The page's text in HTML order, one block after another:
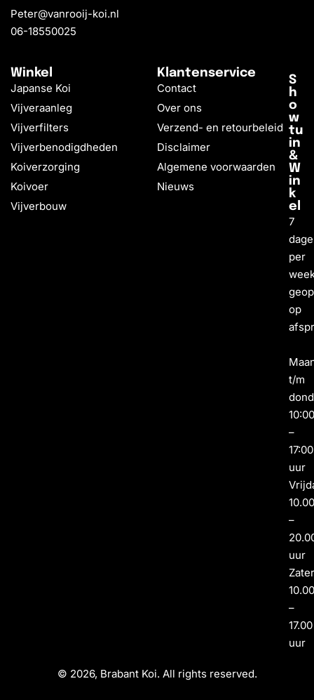
Peter@vanrooij-koi.nl
06-18550025
Winkel
Japanse Koi
Vijveraanleg
Vijverfilters
Vijverbenodigdheden
Koiverzorging
Koivoer
Vijverbouw
Klantenservice
Contact
Over ons
Verzend- en retourbeleid
Disclaimer
Algemene voorwaarden
Nieuws
S
h
o
w
tu
in
&
W
in
k
el
7
per
op
t/m
–
17:00
uur
–
uur
–
17.00
uur
© 2026, Brabant Koi. All rights reserved.